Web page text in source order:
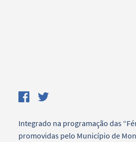
Integrado na programação das
promovidas pelo Município de